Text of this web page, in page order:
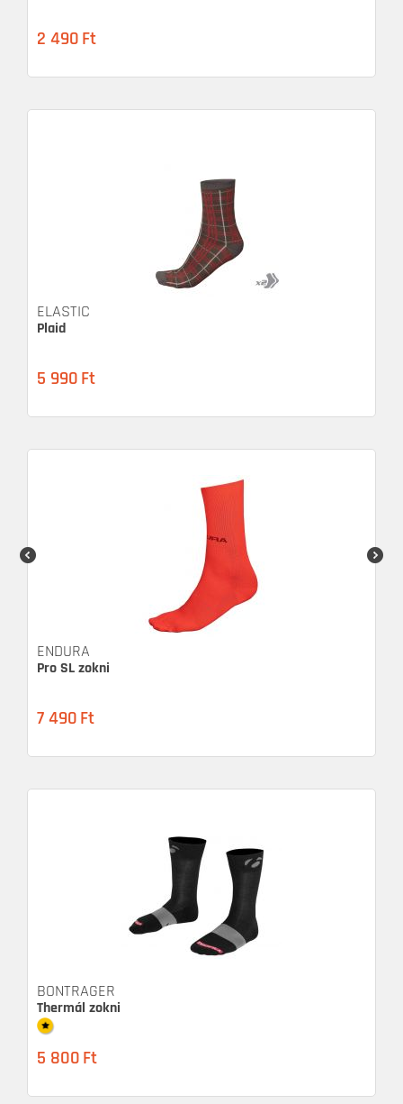
2 490 Ft
ELASTIC
Plaid
5 990 Ft
ENDURA
Pro SL zokni
7 490 Ft
BONTRAGER
Thermál zokni
5 800 Ft